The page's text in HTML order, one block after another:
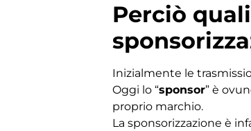
Perciò
Inizialmente le
Oggi lo “sponsor” è
proprio marchio.
La sponsorizzazione è